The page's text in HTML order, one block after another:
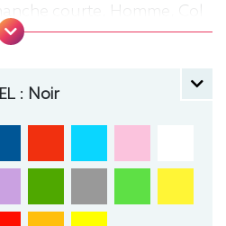
courte, Homme, Col
: Noir